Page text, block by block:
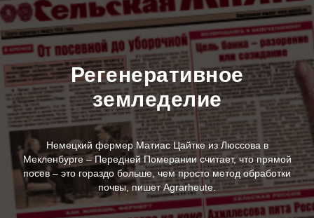
Регенеративное
земледелие
Немецкий фермер Матиас Цайтке из Люссова в
Мекленбурге – Передней Померании считает, что прямой
посев – это гораздо больше, чем просто метод обработки
почвы, пишет Аgrarheute.